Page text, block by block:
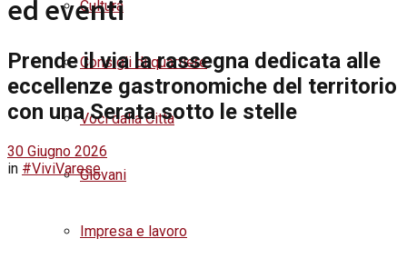
Cultura
Consigli di quartiere
Voci dalla Città
Giovani
Impresa e lavoro
ed eventi
Prende il via la rassegna dedicata alle
eccellenze gastronomiche del territorio
con una Serata sotto le stelle
30 Giugno 2026
in #ViviVarese